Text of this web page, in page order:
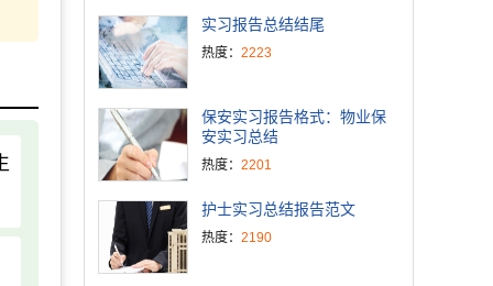
实习报告总结结尾
热度： 2223
保安实习报告格式：物业保
安实习总结
热度： 2201
护士实习总结报告范文
热度： 2190